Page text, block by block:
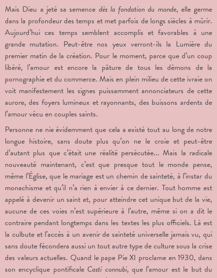
Mais Dieu a jeté sa semence dès la fondation du monde, elle germe
dans la profondeur des temps et met parfois de longs siècles à mûrir.
Aujourd’hui ces temps semblent accomplis et favorables à une
grande mutation. Peut-être nos yeux verront-ils la Lumière du
premier matin de la création. Pour le moment, parce que d’un coup
libéré, l’amour est encore la pâture de tous les démons de la
pornographie et du commerce. Mais en plein milieu de cette ivraie on
voit manifestement les signes puissamment annonciateurs de cette
aurore, des foyers lumineux et rayonnants, des buissons ardents de
l’amour vécu en couples saints.
Personne ne nie évidemment que cela a existé tout au long de notre
longue histoire, sans doute plus qu’on ne le croie et peut-être
d’autant plus que c’était une réalité persécutée... Mais la radicale
nouveauté maintenant, c’est que presque tout le monde pense,
même l’Église, que le mariage est un chemin de sainteté, à l’instar du
monachisme et qu’il n’a rien à envier à ce dernier. Tout homme est
appelé à devenir un saint et, pour atteindre cet unique but de la vie,
aucune de ces voies n’est supérieure à l’autre, même si on a dit le
contraire pendant longtemps dans les textes les plus officiels. Là est
la culbute et l’accès à un avenir de sainteté universelle jamais vu, qui
sans doute fécondera aussi un tout autre type de culture sous la crise
des valeurs actuelles. Quand le pape Pie XI proclame en 1930, dans
son encyclique pontificale Casti connubi, que l’amour est le but du